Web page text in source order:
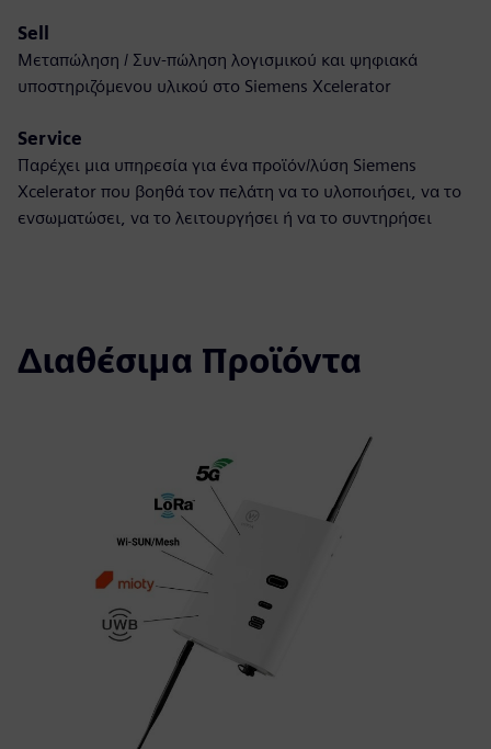
Sell
Μεταπώληση / Συν-πώληση λογισμικού και ψηφιακά
υποστηριζόμενου υλικού στο Siemens Xcelerator
Service
Παρέχει μια υπηρεσία για ένα προϊόν/λύση Siemens
Xcelerator που βοηθά τον πελάτη να το υλοποιήσει, να το
ενσωματώσει, να το λειτουργήσει ή να το συντηρήσει
Διαθέσιμα Προϊόντα